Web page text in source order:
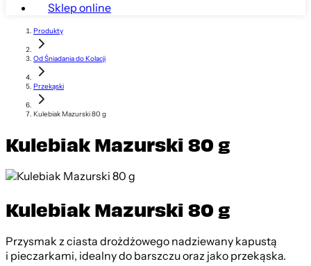
Sklep online
Produkty
Od Śniadania do Kolacji
Przekąski
Kulebiak Mazurski 80 g
Kulebiak Mazurski 80 g
Kulebiak Mazurski 80 g
Przysmak z ciasta drożdżowego nadziewany kapustą
i pieczarkami, idealny do barszczu oraz jako przekąska.